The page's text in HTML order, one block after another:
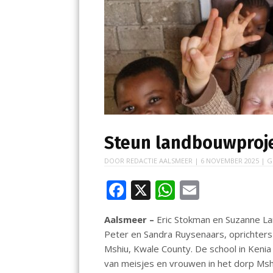
Steun
DOOR REDACTIE AALSMEER | 6 NOVEMBER 2025 |
F
ac
e
b
o
X W
h
at
s
A
ai
l
Aalsmeer – Eric Stokman en Suzanne
Peter en Sandra Ruysenaars,
Mshiu, Kwale County. De school in
van meisjes en vrouwen in het dorp